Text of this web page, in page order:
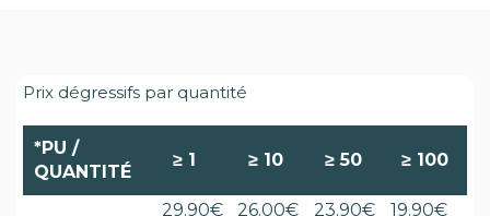
Prix dégressifs par quantité
*PU /
QUANTITÉ
≥ 1 ≥ 10 ≥50 ≥ 100
29.90€ 26.00€ 23.90€ 19.90€